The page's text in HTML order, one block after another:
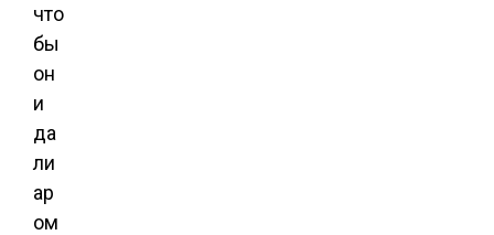
что
бы
он
и
да
ли
ар
ом